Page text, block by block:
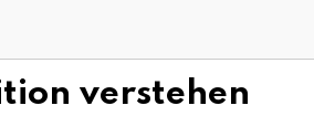
verstehen